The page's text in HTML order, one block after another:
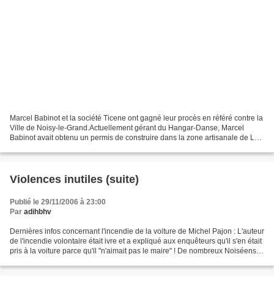
Marcel Babinot et la société Ticene ont gagné leur procès en référé contre la
Ville de Noisy-le-Grand.Actuellement gérant du Hangar-Danse, Marcel
Babinot avait obtenu un permis de construire dans la zone artisanale de La
Violences inutiles (suite)
Publié le 29/11/2006 à 23:00
Par adihbhv
Dernières infos concernant l'incendie de la voiture de Michel Pajon : L'auteur
de l'incendie volontaire était ivre et a expliqué aux enquêteurs qu'il s'en était
pris à la voiture parce qu'il "n'aimait pas le maire" ! De nombreux Noiséens